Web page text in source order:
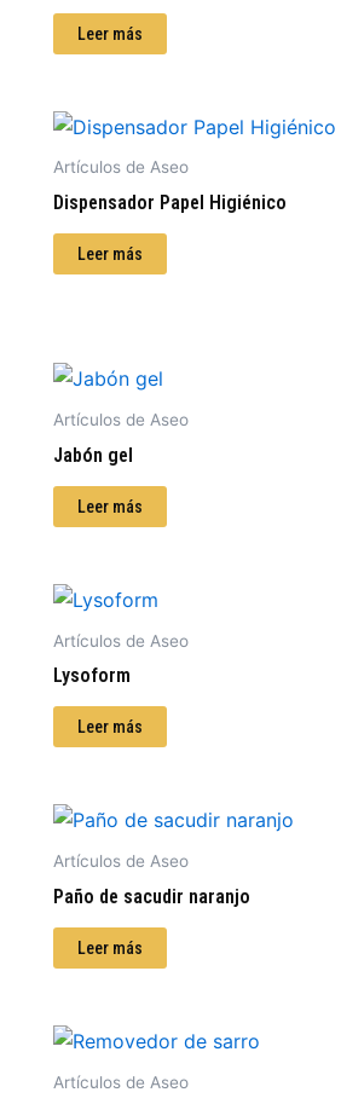
Leer más
Artículos de Aseo
Dispensador Papel Higiénico
Leer más
Artículos de Aseo
Jabón gel
Leer más
Artículos de Aseo
Lysoform
Leer más
Artículos de Aseo
Paño de sacudir naranjo
Leer más
Artículos de Aseo